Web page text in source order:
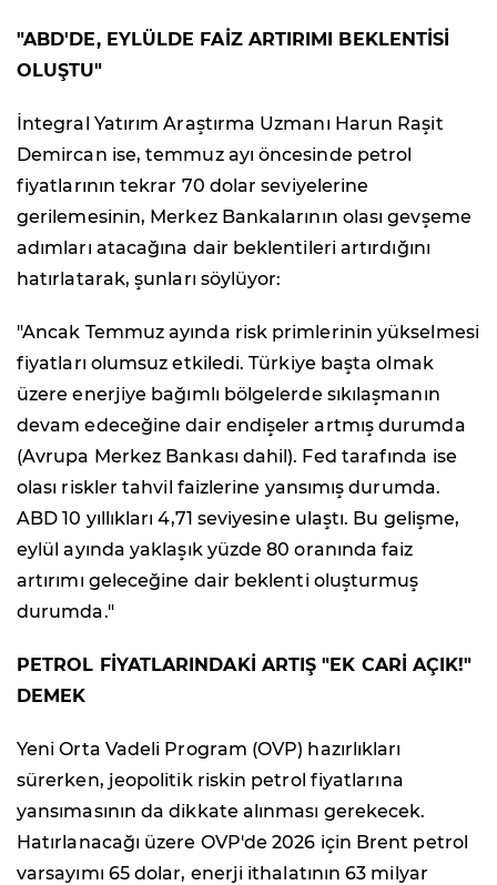
"ABD'DE, EYLÜLDE FAİZ ARTIRIMI BEKLENTİSİ
OLUŞTU"
İntegral Yatırım Araştırma Uzmanı Harun Raşit
Demircan ise, temmuz ayı öncesinde petrol
fiyatlarının tekrar 70 dolar seviyelerine
gerilemesinin, Merkez Bankalarının olası gevşeme
adımları atacağına dair beklentileri artırdığını
hatırlatarak, şunları söylüyor:
"Ancak Temmuz ayında risk primlerinin yükselmesi
fiyatları olumsuz etkiledi. Türkiye başta olmak
üzere enerjiye bağımlı bölgelerde sıkılaşmanın
devam edeceğine dair endişeler artmış durumda
(Avrupa Merkez Bankası dahil). Fed tarafında ise
olası riskler tahvil faizlerine yansımış durumda.
ABD 10 yıllıkları 4,71 seviyesine ulaştı. Bu gelişme,
eylül ayında yaklaşık yüzde 80 oranında faiz
artırımı geleceğine dair beklenti oluşturmuş
durumda."
PETROL FİYATLARINDAKİ ARTIŞ "EK CARİ AÇIK!"
DEMEK
Yeni Orta Vadeli Program (OVP) hazırlıkları
sürerken, jeopolitik riskin petrol fiyatlarına
yansımasının da dikkate alınması gerekecek.
Hatırlanacağı üzere OVP'de 2026 için Brent petrol
varsayımı 65 dolar, enerji ithalatının 63 milyar